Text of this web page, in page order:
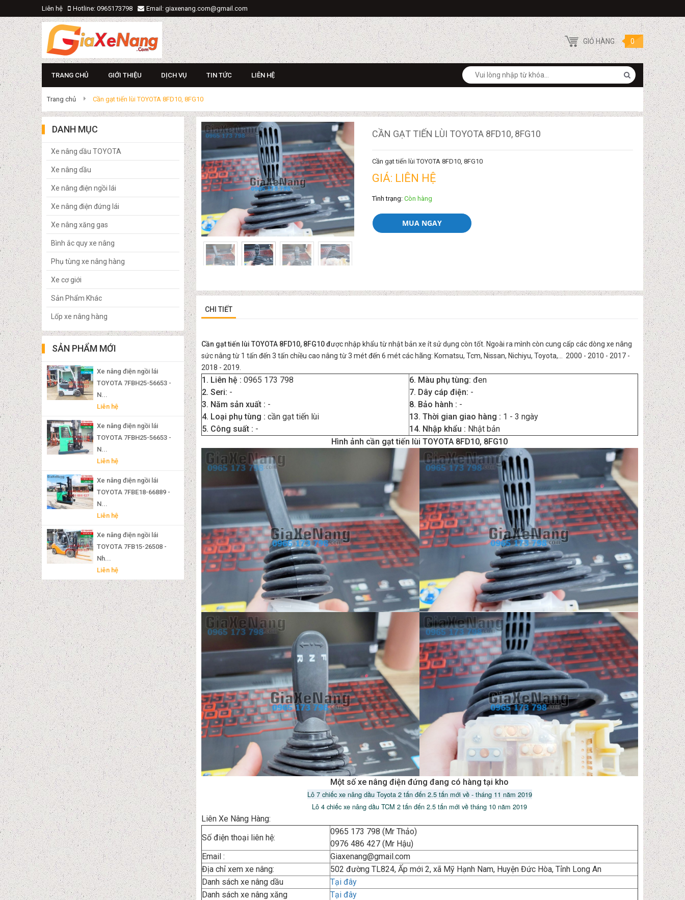
Liên hệ Hotline: 0965173798 Email: giaxenang.com@gmail.com
GIỎ HÀNG 0
TRANG CHỦ GIỚI THIỆU DỊCH VỤ TIN TỨC LIÊN HỆ
Trang chủ
Cần gạt tiến lùi TOYOTA 8FD10, 8FG10
DANH MỤC
Xe nâng dầu TOYOTA
Xe nâng dầu
Xe nâng điện ngồi lái
Xe nâng điện đứng lái
Xe nâng xăng gas
Bình ắc quy xe nâng
Phụ tùng xe nâng hàng
Xe cơ giới
Sản Phẩm Khác
Lốp xe nâng hàng
SẢN PHẨM MỚI
Xe nâng điện ngồi lái
TOYOTA 7FBH25-56653 -
N...
Liên hệ
Xe nâng điện ngồi lái
TOYOTA 7FBH25-56653 -
N...
Liên hệ
Xe nâng điện ngồi lái
TOYOTA 7FBE18-66889 -
N...
Liên hệ
Xe nâng điện ngồi lái
TOYOTA 7FB15-26508 -
Nh...
Liên hệ
CẦN GẠT TIẾN LÙI TOYOTA 8FD10, 8FG10
Cần gạt tiến lùi TOYOTA 8FD10, 8FG10
GIÁ: LIÊN HỆ
Tình trạng: Còn hàng
MUA NGAY
CHI TIẾT
Cần gạt tiến lùi TOYOTA 8FD10, 8FG10 được nhập khẩu từ nhật bản xe ít sử dụng còn tốt. Ngoài ra mình còn cung cấp các dòng xe nâng
sức nâng từ 1 tấn đến 3 tấn chiều cao nâng từ 3 mét đến 6 mét các hãng: Komatsu, Tcm, Nissan, Nichiyu, Toyota,... 2000 - 2010 - 2017 -
2018 - 2019.
1. Liên hệ : 0965 173 798
2. Seri: -
3. Năm sản xuất : -
4. Loại phụ tùng : cần gạt tiến lùi
5. Công suất : -
6. Màu phụ tùng: đen
7. Dây cáp điện: -
8. Bảo hành : -
13. Thời gian giao hàng : 1 - 3 ngày
14. Nhập khẩu : Nhật bản
Hình ảnh cần gạt tiến lùi TOYOTA 8FD10, 8FG10
Một số xe nâng điện đứng đang có hàng tại kho
Lô 7 chiếc xe nâng dầu Toyota 2 tấn đến 2.5 tấn mới về - tháng 11 năm 2019
Lô 4 chiếc xe nâng dầu TCM 2 tấn đến 2.5 tấn mới về tháng 10 năm 2019
Liên Xe Nâng Hàng:
Số điện thoại liên hệ:
0965 173 798 (Mr Thảo)
0976 486 427 (Mr Hậu)
Email :
Giaxenang@gmail.com
Địa chỉ xem xe nâng:
502 đường TL824, Ấp mới 2, xã Mỹ Hạnh Nam, Huyện Đức Hòa, Tỉnh Long An
Danh sách xe nâng dầu
Tại đây
Danh sách xe nâng xăng
Tại đây